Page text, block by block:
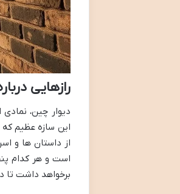
رازهایی
دیوار چین،
این سازه عظیم
از داستان ها و
است و هر کدام
برخواهد داشت تا